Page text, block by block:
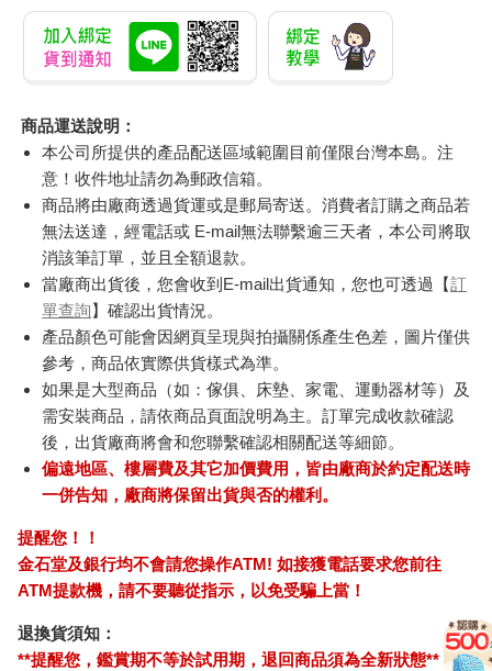
商品運送說明：
本公司所提供的產品配送區域範圍目前僅限台灣本島。注
意！收件地址請勿為郵政信箱。
商品將由廠商透過貨運或是郵局寄送。消費者訂購之商品若
無法送達，經電話或 E-mail無法聯繫逾三天者，本公司將取
消該筆訂單，並且全額退款。
當廠商出貨後，您會收到E-mail出貨通知，您也可透過【訂
單查詢】確認出貨情況。
產品顏色可能會因網頁呈現與拍攝關係產生色差，圖片僅供
參考，商品依實際供貨樣式為準。
如果是大型商品（如：傢俱、床墊、家電、運動器材等）及
需安裝商品，請依商品頁面說明為主。訂單完成收款確認
後，出貨廠商將會和您聯繫確認相關配送等細節。
偏遠地區、樓層費及其它加價費用，皆由廠商於約定配送時
一併告知，廠商將保留出貨與否的權利。
提醒您！！
金石堂及銀行均不會請您操作ATM! 如接獲電話要求您前往
ATM提款機，請不要聽從指示，以免受騙上當！
退換貨須知：
**提醒您，鑑賞期不等於試用期，退回商品須為全新狀態**